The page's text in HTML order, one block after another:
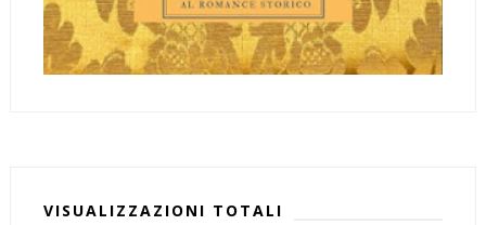
VISUALIZZAZIONI TOTALI